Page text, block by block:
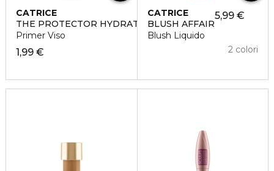
CATRICE
THE PROTECTOR HYDRATE & SPF
Primer Viso
1,99 €
CATRICE
BLUSH AFFAIR
Blush Liquido
5,99 €
2 colori